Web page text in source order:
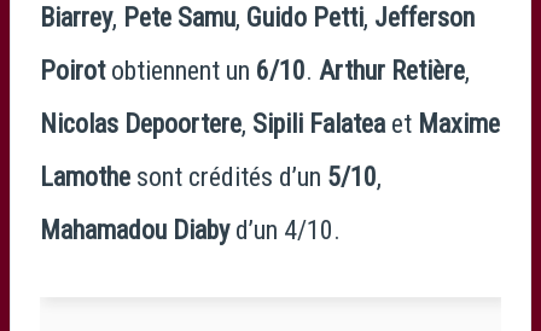
Biarrey, Pete Samu, Guido Petti, Jefferson
Poirotobtiennent un 6/10. Arthur Retière,
Nicolas Depoortere, Sipili Falatea et Maxime
Lamothe sont crédités d’un 5/10,
Mahamadou Diabyd’un 4/10.